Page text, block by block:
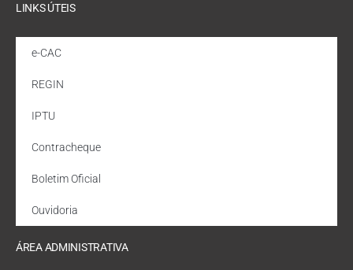
LINKS ÚTEIS
e-CAC
REGIN
IPTU
Contracheque
Boletim Oficial
Ouvidoria
ÁREA ADMINISTRATIVA